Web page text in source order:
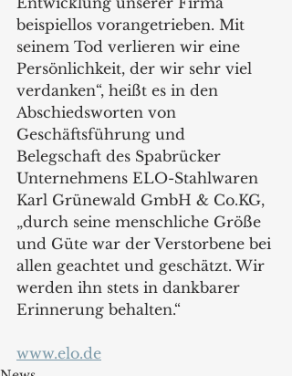
beispiellos vorangetrieben. Mit
seinem Tod verlieren wir eine
Persönlichkeit, der wir sehr viel
verdanken“, heißt es in den
Abschiedsworten von
Geschäftsführung und
Belegschaft des Spabrücker
Unternehmens ELO-Stahlwaren
Karl Grünewald GmbH & Co.KG,
„durch seine menschliche Größe
und Güte war der Verstorbene bei
allen geachtet und geschätzt. Wir
werden ihn stets in dankbarer
Erinnerung behalten.“
www.elo.de